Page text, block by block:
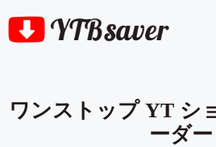
ワンストップ YT シ
ーダー